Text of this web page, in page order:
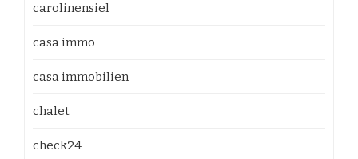
carolinensiel
casa immo
casa immobilien
chalet
check24